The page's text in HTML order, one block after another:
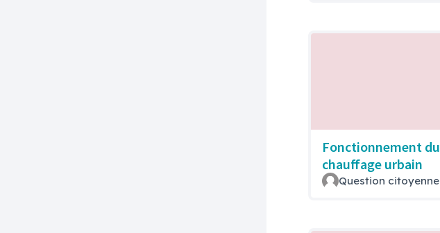
Fonctionnement du
chauffage urbain
Question citoyenne